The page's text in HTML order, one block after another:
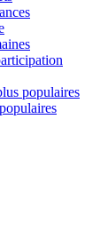
populaires